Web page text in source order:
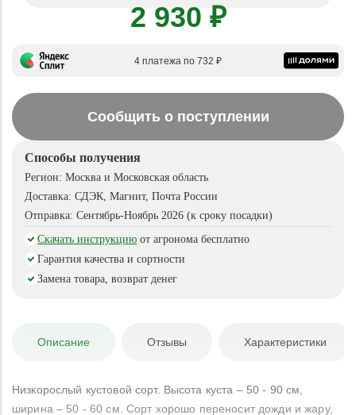
2 930 ₽
4 платежа по 732 ₽
Сообщить о поступлении
Способы получения
Регион: Москва и Московская область
Доставка: СДЭК, Магнит, Почта России
Отправка: Сентябрь-Ноябрь 2026 (к сроку посадки)
Скачать инструкцию от агронома бесплатно
Гарантия качества и сортности
Замена товара, возврат денег
Описание Отзывы Характеристики
Низкорослый кустовой сорт. Высота куста – 50 - 90 см,
ширина – 50 - 60 см. Сорт хорошо переносит дожди и жару,